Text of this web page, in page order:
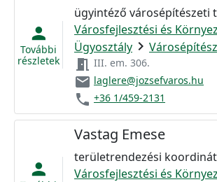
person
További
részletek
ügyintéző városépítészeti
Városfejlesztési és
Ügyosztály chevron_right
meeting_room III. em. 306.
email laglere@jozsefvaros.hu
phone +36 1/459-2131
person
Vastag Emese
területrendezési
Városfejlesztési és